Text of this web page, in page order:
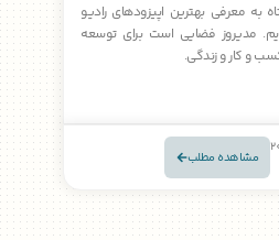
به معرفی بهترین اپیزودهای رادیو
مدیروز فضایی است برای توسعه
و کار و زندگی.
مشاهده مطلب